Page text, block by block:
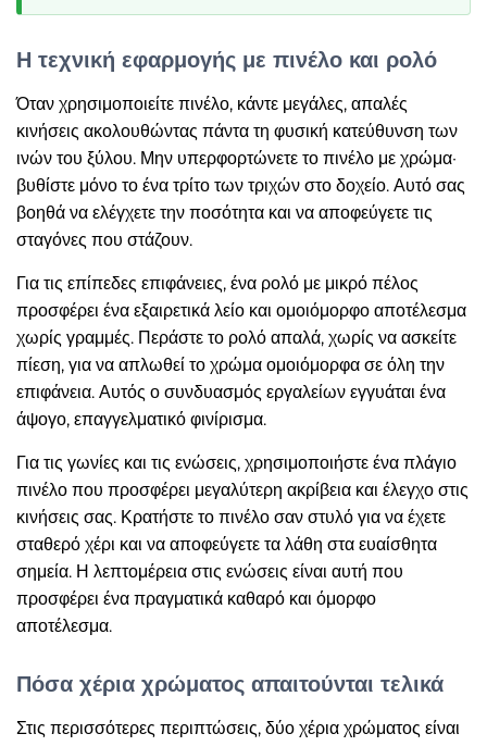
Η τεχνική εφαρμογής με πινέλο και ρολό
Όταν χρησιμοποιείτε πινέλο, κάντε μεγάλες, απαλές
κινήσεις ακολουθώντας πάντα τη φυσική κατεύθυνση των
ινών του ξύλου. Μην υπερφορτώνετε το πινέλο με χρώμα·
βυθίστε μόνο το ένα τρίτο των τριχών στο δοχείο. Αυτό σας
βοηθά να ελέγχετε την ποσότητα και να αποφεύγετε τις
σταγόνες που στάζουν.
Για τις επίπεδες επιφάνειες, ένα ρολό με μικρό πέλος
προσφέρει ένα εξαιρετικά λείο και ομοιόμορφο αποτέλεσμα
χωρίς γραμμές. Περάστε το ρολό απαλά, χωρίς να ασκείτε
πίεση, για να απλωθεί το χρώμα ομοιόμορφα σε όλη την
επιφάνεια. Αυτός ο συνδυασμός εργαλείων εγγυάται ένα
άψογο, επαγγελματικό φινίρισμα.
Για τις γωνίες και τις ενώσεις, χρησιμοποιήστε ένα πλάγιο
πινέλο που προσφέρει μεγαλύτερη ακρίβεια και έλεγχο στις
κινήσεις σας. Κρατήστε το πινέλο σαν στυλό για να έχετε
σταθερό χέρι και να αποφεύγετε τα λάθη στα ευαίσθητα
σημεία. Η λεπτομέρεια στις ενώσεις είναι αυτή που
προσφέρει ένα πραγματικά καθαρό και όμορφο
αποτέλεσμα.
Πόσα χέρια χρώματος απαιτούνται τελικά
Στις περισσότερες περιπτώσεις, δύο χέρια χρώματος είναι